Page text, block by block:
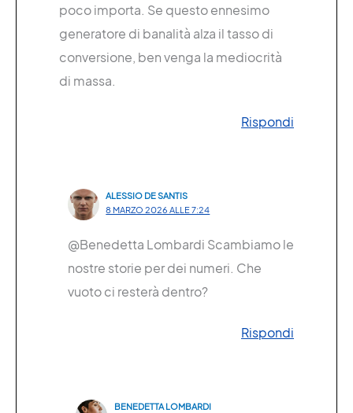
poco importa. Se questo ennesimo
generatore di banalità alza il tasso di
conversione, ben venga la mediocrità
di massa.
Rispondi
ALESSIO DE SANTIS
8 MARZO 2026 ALLE 7:24
@Benedetta Lombardi Scambiamo le
nostre storie per dei numeri. Che
vuoto ci resterà dentro?
Rispondi
BENEDETTA LOMBARDI